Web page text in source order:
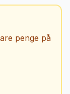
penge på